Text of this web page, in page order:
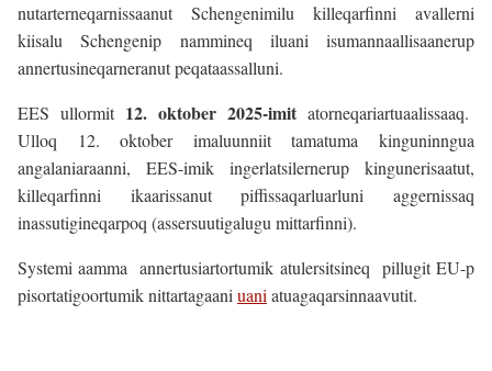
nutarterneqarnissaanut Schengenimilu killeqarfinni avallerni
kiisalu Schengenip nammineq iluani isumannaallisaanerup
annertusineqarneranut peqataassalluni.
EES ullormit 12. oktober 2025-imit atorneqariartuaalissaaq.
Ulloq 12. oktober imaluunniit tamatuma kinguninngua
angalaniaraanni, EES-imik ingerlatsilernerup kingunerisaatut,
killeqarfinni ikaarissanut piffissaqarluarluni aggernissaq
inassutigineqarpoq (assersuutigalugu mittarfinni).
Systemi aamma annertusiartortumik atulersitsineq pillugit EU-p
pisortatigoortumik nittartagaani uani atuagaqarsinnaavutit.